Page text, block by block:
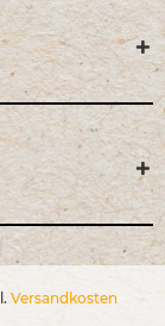
Versandkosten